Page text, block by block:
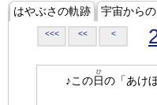
はやぶさの軌跡 宇宙から
<<< << <
♪この日
ひ
の「あけ